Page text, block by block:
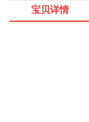
宝贝详情